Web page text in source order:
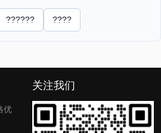
?????? ????
优
关注我们